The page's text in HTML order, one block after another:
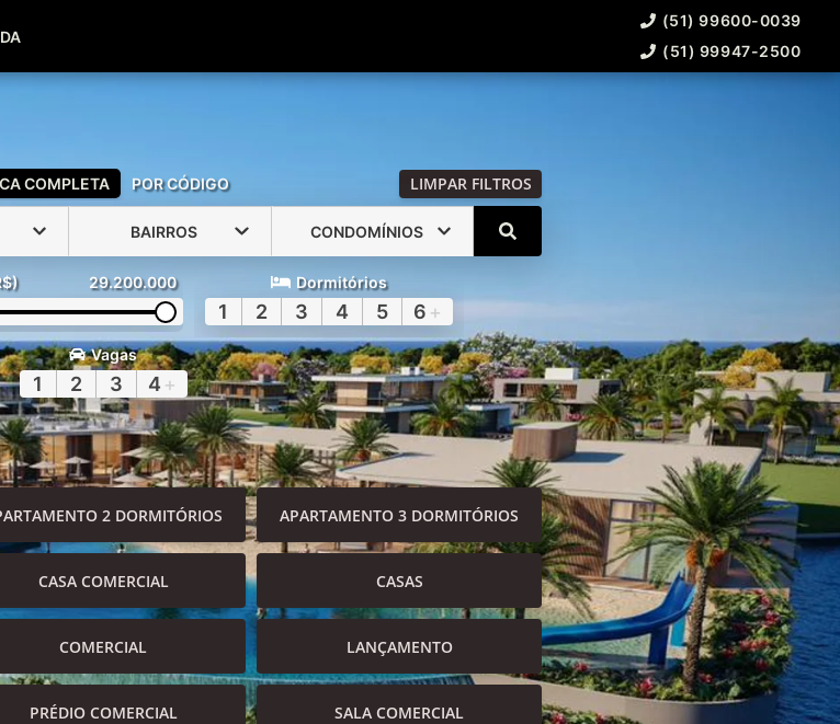
0039
(51) 99600-0039
(51) 99947-2500
COMPLETA POR CÓDIGO LIMPAR FILTROS
BAIRROS CONDOMÍNIOS
29.200.000 Dormitórios
1 2 3 4 5 6 +
Vagas
1 2 3 4 +
2 DORMITÓRIOS APARTAMENTO 3 DORMITÓRIOS
CASA COMERCIAL CASAS
COMERCIAL LANÇAMENTO
PRÉDIO COMERCIAL SALA COMERCIAL